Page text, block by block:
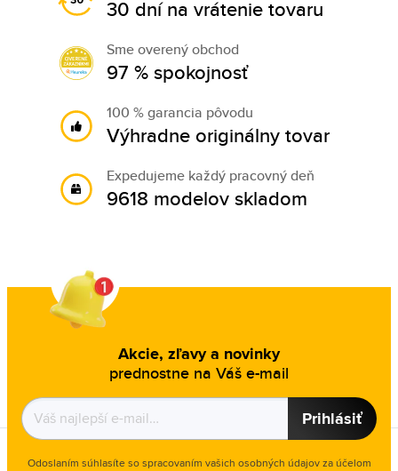
30 dní na vrátenie tovaru
Sme overený obchod
97 % spokojnosť
100 % garancia pôvodu
Výhradne originálny tovar
Expedujeme každý pracovný deň
9618 modelov skladom
Akcie, zľavy a novinky
prednostne na Váš e-mail
Prihlásiť
Odoslaním súhlasíte so spracovaním vašich osobných údajov za účelom